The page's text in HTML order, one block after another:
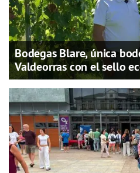
Bodegas Blare, única
Valdeorras con el sello